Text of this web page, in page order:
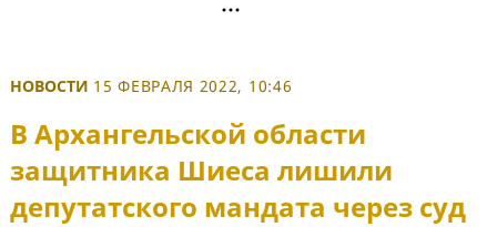
НОВОСТИ 15 ФЕВРАЛЯ 2022, 10:46
В Архангельской области
защитника Шиеса лишили
депутатского мандата через суд